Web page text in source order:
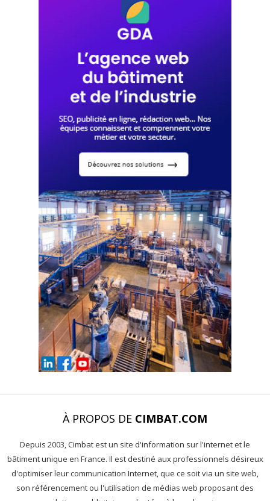
À PROPOS DE CIMBAT.COM
Depuis 2003, Cimbat est un site d'information sur l'internet et le
bâtiment unique en France. Il est destiné aux professionnels désireux
d'optimiser leur communication Internet, que ce soit via un site web,
son référencement ou l'utilisation de médias web proposant des